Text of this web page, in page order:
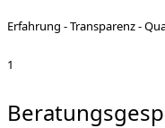
Erfahrung - Transparenz -
1